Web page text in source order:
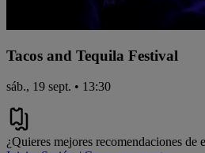
Tacos and Tequila Festival
sáb., 19 sept. • 13:30
¿Quieres mejores recomendaciones de